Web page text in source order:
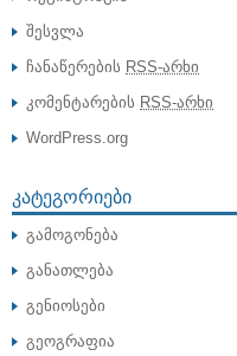
შესვლა
ჩანაწერების RSS-არხი
კომენტარების RSS-არხი
WordPress.org
ᲙᲐᲢᲔᲒᲝᲠᲘᲔᲑᲘ
გამოგონება
განათლება
გენიოსები
გეოგრაფია